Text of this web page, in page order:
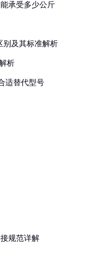
承受多少公斤
别及其标准解析
析
适替代型号
规范详解